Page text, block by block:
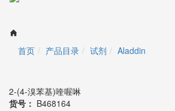
首页 产品目录 试剂 Aladdin
2-(4-溴苯基)喹喔啉
货号： B468164